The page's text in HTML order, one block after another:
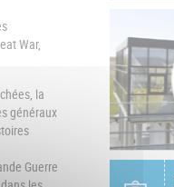
War,
la
généraux
Guerre